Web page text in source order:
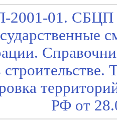
2001-01. СБЦП
РФ от